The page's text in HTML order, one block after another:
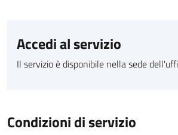
Accedi al servizio
Il servizio è disponibile nella sede
Condizioni di servizio